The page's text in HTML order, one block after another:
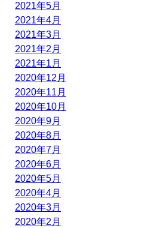
2021年5月
2021年4月
2021年3月
2021年2月
2021年1月
2020年12月
2020年11月
2020年10月
2020年9月
2020年8月
2020年7月
2020年6月
2020年5月
2020年4月
2020年3月
2020年2月